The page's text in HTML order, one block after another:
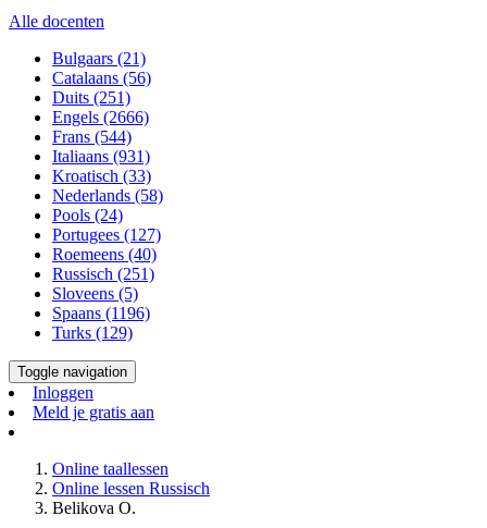
Alle docenten
Bulgaars (21)
Catalaans (56)
Duits (251)
Engels (2666)
Frans (544)
Italiaans (931)
Kroatisch (33)
Nederlands (58)
Pools (24)
Portugees (127)
Roemeens (40)
Russisch (251)
Sloveens (5)
Spaans (1196)
Turks (129)
Toggle navigation
Inloggen
Meld je gratis aan
Online taallessen
Online lessen Russisch
Belikova O.